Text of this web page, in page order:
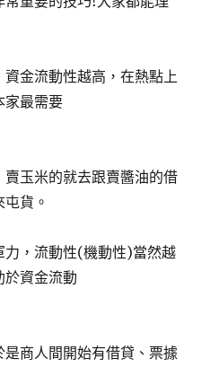
金流動性越高，在熱點上
家最需要
玉米的就去跟賣醬油的借
貨。
力，流動性(機動性)當然越
於資金流動
商人間開始有借貸、票據